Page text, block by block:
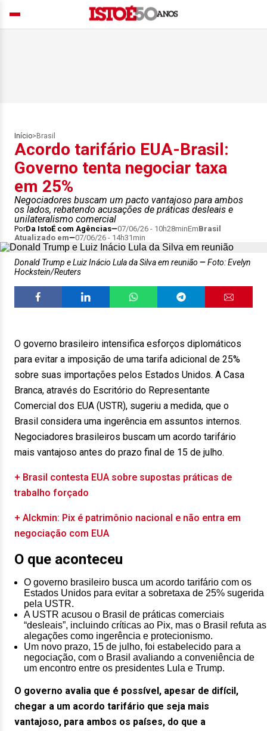
Início> Brasil
Acordo tarifário EUA-Brasil:
Governo tenta negociar taxa
em 25%
Negociadores buscam um pacto vantajoso para ambos
os lados, rebatendo acusações de práticas desleais e
unilateralismo comercial
PorDa IstoÉ com Agências 07/06/26 - 10h28minEmBrasil
Atualizado em
07/06/26 - 14h31min
Donald Trump e Luiz Inácio Lula da Silva em reunião
Foto: Evelyn
Hockstein/Reuters
O governo brasileiro intensifica esforços diplomáticos
para evitar a imposição de uma tarifa adicional de 25%
sobre suas importações pelos Estados Unidos. A Casa
Branca, através do Escritório do Representante
Comercial dos EUA (USTR), sugeriu a medida, que o
Brasil considera uma ingerência em assuntos internos.
Negociadores brasileiros buscam um acordo tarifário
mais vantajoso antes do prazo final de 15 de julho.
+ Brasil contesta EUA sobre supostas práticas de
trabalho forçado
+ Alckmin: Pix é patrimônio nacional e não entra em
negociação com EUA
O que aconteceu
O governo brasileiro busca um acordo tarifário com os
Estados Unidos para evitar a sobretaxa de 25% sugerida
pela USTR.
A USTR acusou o Brasil de práticas comerciais
“desleais”, incluindo críticas ao Pix, mas o Brasil refuta as
alegações como ingerência e protecionismo.
Um novo prazo, 15 de julho, foi estabelecido para a
negociação, com o Brasil avaliando a conveniência de
um encontro entre os presidentes Lula e Trump.
O governo avalia que é possível, apesar de difícil,
chegar a um acordo tarifário que seja mais
vantajoso, para ambos os países, do que a